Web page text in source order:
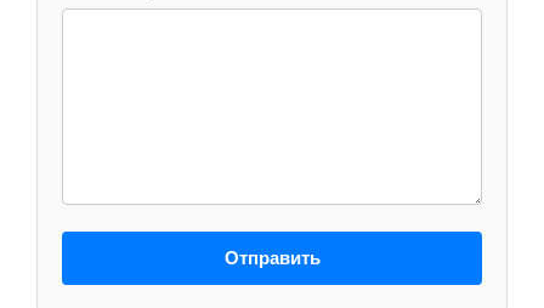
Отправить